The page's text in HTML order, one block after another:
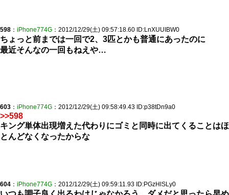
598 ： iPhone774G ：2012/12/29(土) 09:57:18.60 ID:LnXUUIBW0
ちょっと前までは一回で2、3匹とかも普通にあったのに
最近そんなの一回もねえや…
603 ： iPhone774G ：2012/12/29(土) 09:58:49.43 ID:p38tDn9a0
>>598
キング単体出現増えた代わりにゴミと同時に出てくることはほ
とんどなくなったからな
604 ： iPhone774G ：2012/12/29(土) 09:59:11.93 ID:PGzHlSLy0